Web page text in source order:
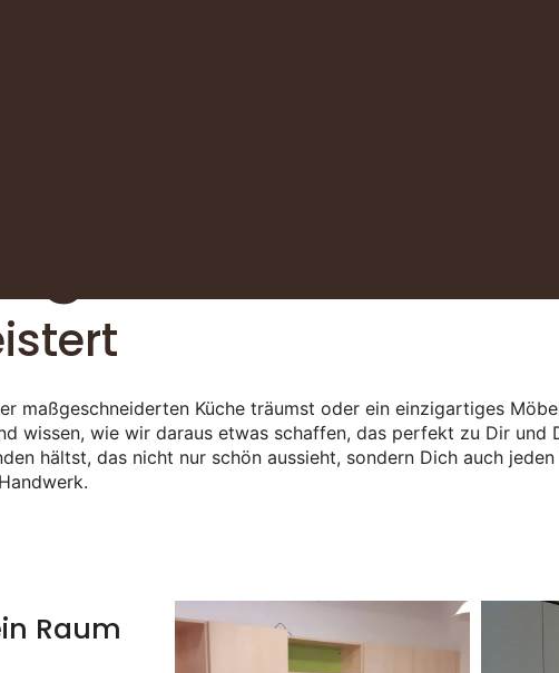
maßgeschneiderten Küche träumst oder ein einzigartiges
wissen, wie wir daraus etwas schaffen, das perfekt zu Dir und
hältst, das nicht nur schön aussieht, sondern Dich auch
Raum